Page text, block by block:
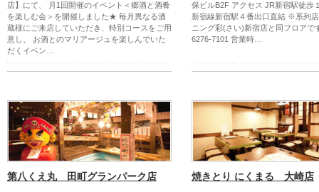
店】にて、 月1回開催のイベント＜郷酒と酒肴
を楽しむ会＞を開催しました★ 毎月異なる酒
蔵様にご来店していただき、特別コースをご用
意し、 お酒とのマリアージュを楽しんでいた
だくイベン…
保ビルB2F アクセス JR新宿駅徒歩
新宿線新宿駅４番出口直結 ※系列
ニング彩(さい)新宿店と同フロアで
6276-7101 営業時…
第八くえ丸 田町グランパーク店 焼きとり にくまる 大崎店